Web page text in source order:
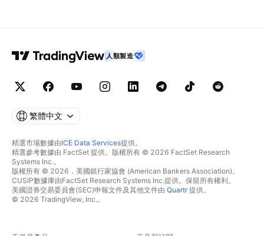
人類製造
繁體中文
精選市場數據由ICE Data Services提供。
精選參考數據由 FactSet 提供。版權所有 © 2026 FactSet Research
Systems Inc.。
版權所有 © 2026，美國銀行家協會 (American Bankers Association)。
CUSIP數據庫由FactSet Research Systems Inc.提供。保留所有權利。
美國證券交易委員會(SEC)申報文件及其他文件由 Quartr提供。
© 2026 TradingView, Inc.。